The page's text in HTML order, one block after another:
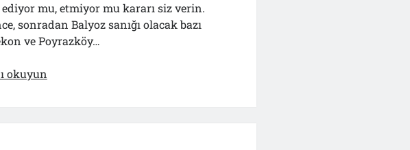
mu, etmiyor mu kararı siz verin.
sonradan Balyoz sanığı olacak bazı
ve Poyrazköy…
okuyun